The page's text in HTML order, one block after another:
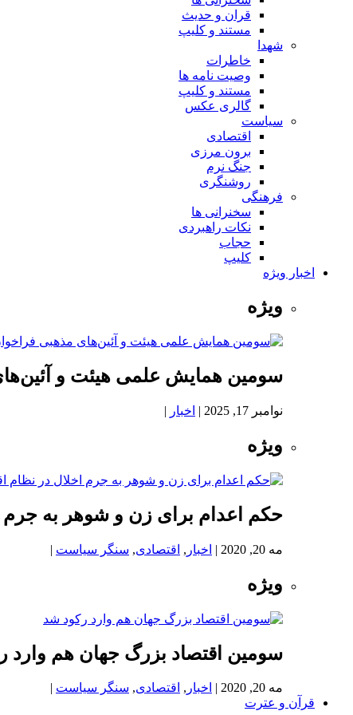
قران و حدیث
مستند و کلیپ
شهدا
خاطرات
وصیت نامه ها
مستند و کلیپ
گالری عکس
سیاست
اقتصادی
برون مرزی
جنگ نرم
روشنگری
فرهنگی
سخنرانی ها
نکات راهبردی
حجاب
کلیپ
اخبار ویژه
ویژه
سومین همایش علمی هیئت و
نوامبر 17, 2025 | اخبار |
ویژه
حکم اعدام برای زن و شوهر به جرم
مه 20, 2020 | اخبار , اقتصادی, سنگر سیاست |
ویژه
سومین اقتصاد بزرگ جهان هم وارد
مه 20, 2020 | اخبار , اقتصادی, سنگر سیاست |
قرآن و عترت